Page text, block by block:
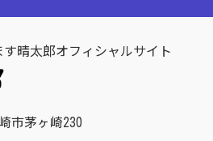
晴太郎オフィシャルサイト
市茅ヶ崎230